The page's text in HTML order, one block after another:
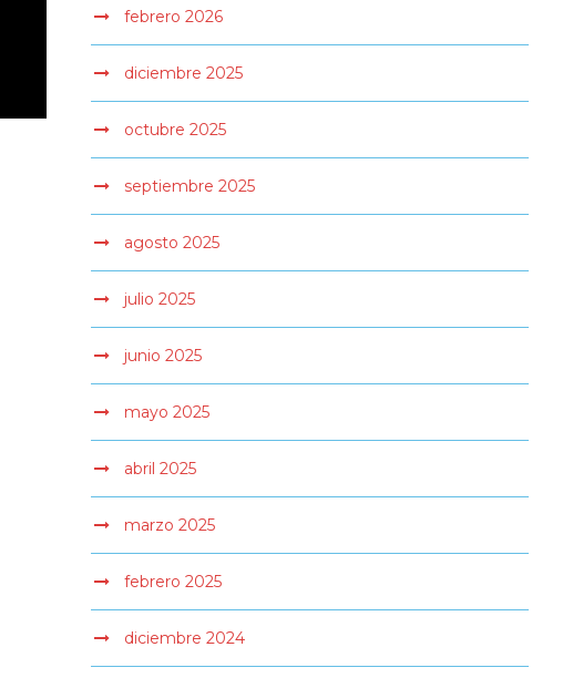
febrero 2026
diciembre 2025
octubre 2025
septiembre 2025
agosto 2025
julio 2025
junio 2025
mayo 2025
abril 2025
marzo 2025
febrero 2025
diciembre 2024